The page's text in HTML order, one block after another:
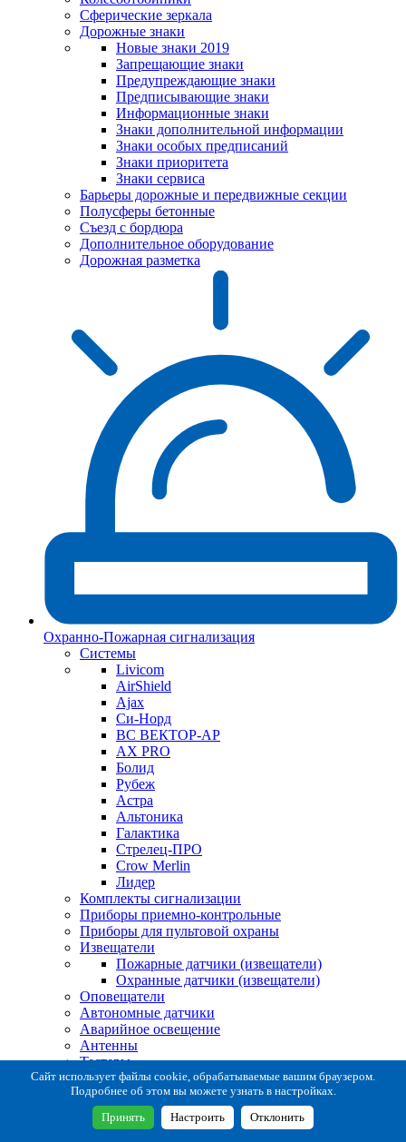
Сферические зеркала
Дорожные знаки
Новые знаки 2019
Запрещающие знаки
Предупреждающие знаки
Предписывающие знаки
Информационные знаки
Знаки дополнительной информации
Знаки особых предписаний
Знаки приоритета
Знаки сервиса
Барьеры дорожные и передвижные секции
Полусферы бетонные
Съезд с бордюра
Дополнительное оборудование
Дорожная разметка
Охранно-Пожарная сигнализация
Системы
Livicom
AirShield
Ajax
Си-Норд
ВС ВЕКТОР-АР
AX PRO
Болид
Рубеж
Астра
Альтоника
Галактика
Стрелец-ПРО
Crow Merlin
Лидер
Комплекты сигнализации
Приборы приемно-контрольные
Приборы для пультовой охраны
Извещатели
Пожарные датчики (извещатели)
Охранные датчики (извещатели)
Оповещатели
Автономные датчики
Аварийное освещение
Антенны
Тестеры
Система сбора извещений
Расходные и монтажные материалы
Коробки коммутационные
Кронштейны для извещателей
Сайт использует файлы cookie, обрабатываемые вашим браузером.
Подробнее об этом вы можете узнать в настройках.
Принять Настроить Отклонить